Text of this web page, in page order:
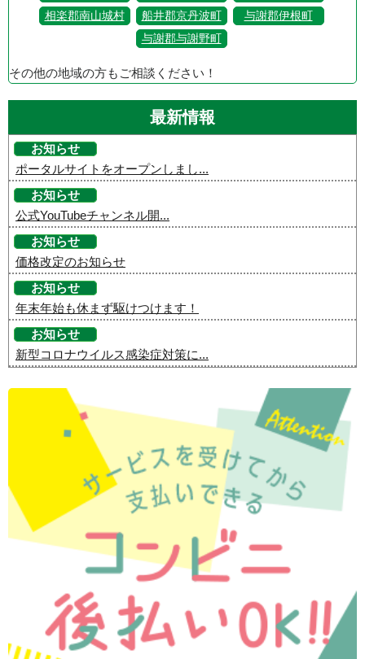
相楽郡南山城村
船井郡京丹波町
与謝郡伊根町
与謝郡与謝野町
その他の地域の方もご相談ください！
最新情報
お知らせ
ポータルサイトをオープンしまし...
お知らせ
公式YouTubeチャンネル開...
お知らせ
価格改定のお知らせ
お知らせ
年末年始も休まず駆けつけます！
お知らせ
新型コロナウイルス感染症対策に...